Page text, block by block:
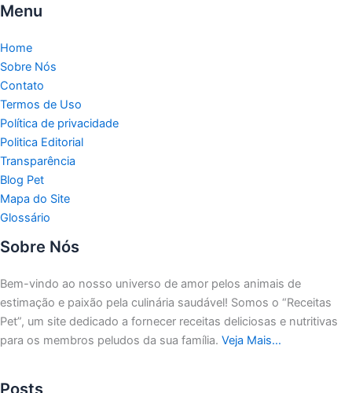
Menu
Home
Sobre Nós
Contato
Termos de Uso
Política de privacidade
Politica Editorial
Transparência
Blog Pet
Mapa do Site
Glossário
Sobre Nós
Bem-vindo ao nosso universo de amor pelos animais de
estimação e paixão pela culinária saudável! Somos o “Receitas
Pet”, um site dedicado a fornecer receitas deliciosas e nutritivas
para os membros peludos da sua família. Veja Mais…